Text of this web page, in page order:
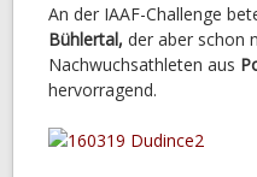
An der IAAF-Challenge
Bühlertal, der aber schon
Nachwuchsathleten aus
hervorragend.